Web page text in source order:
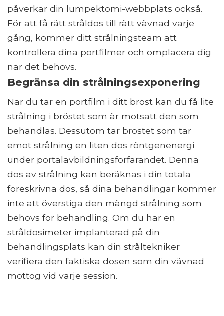
påverkar din lumpektomi-webbplats också.
För att få rätt stråldos till rätt vävnad varje
gång, kommer ditt strålningsteam att
kontrollera dina portfilmer och omplacera dig
när det behövs.
Begränsa din strålningsexponering
När du tar en portfilm i ditt bröst kan du få lite
strålning i bröstet som är motsatt den som
behandlas. Dessutom tar bröstet som tar
emot strålning en liten dos röntgenenergi
under portalavbildningsförfarandet. Denna
dos av strålning kan beräknas i din totala
föreskrivna dos, så dina behandlingar kommer
inte att överstiga den mängd strålning som
behövs för behandling. Om du har en
stråldosimeter implanterad på din
behandlingsplats kan din stråltekniker
verifiera den faktiska dosen som din vävnad
mottog vid varje session.